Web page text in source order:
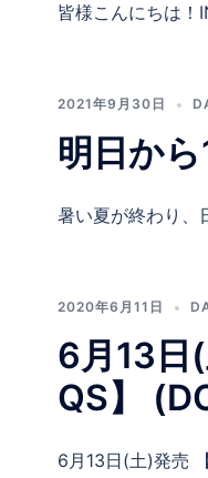
皆様こんにちは
2021年9月30日
明日か
暑い夏が終わり
2020年6月11日
6月13日
QS】
6月13日(土)発売